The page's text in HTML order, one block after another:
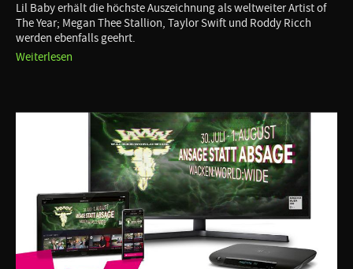
Lil Baby erhält die höchste Auszeichnung als weltweiter Artist of
The Year; Megan Thee Stallion, Taylor Swift und Roddy Ricch
werden ebenfalls geehrt.
Weiterlesen